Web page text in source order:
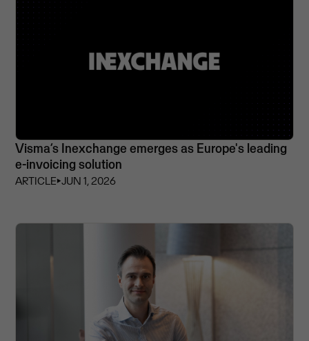
Visma’s Inexchange emerges as Europe's leading
e-invoicing solution
ARTICLE⏵JUN 1, 2026